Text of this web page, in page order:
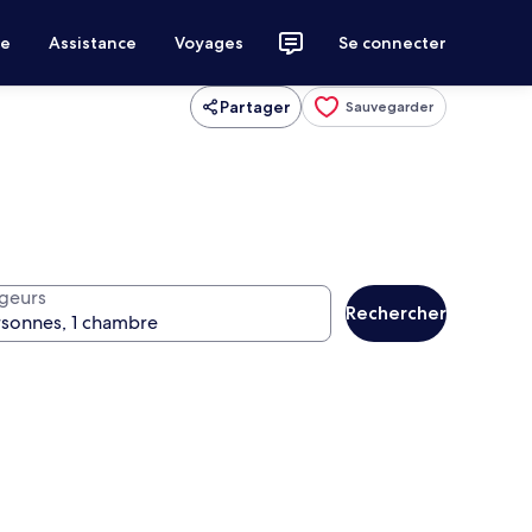
Assistance Voyages Se connecter
Partager Sauvegarder
Rechercher